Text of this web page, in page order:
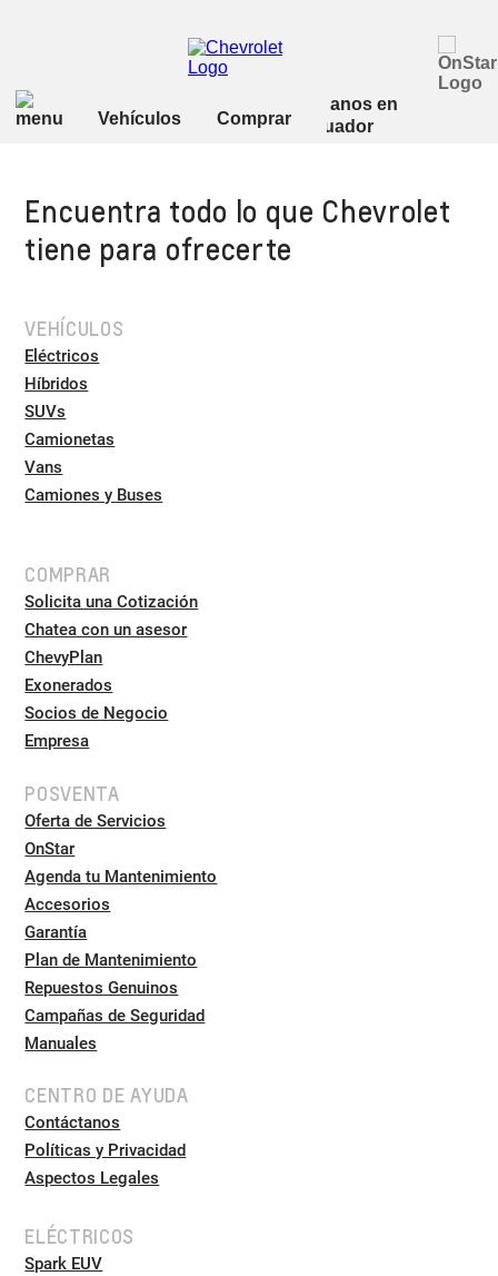
Encuentra todo lo que Chevrolet
tiene para ofrecerte
VEHÍCULOS
Eléctricos
Híbridos
SUVs
Camionetas
Vans
Camiones y Buses
COMPRAR
Solicita una Cotización
Chatea con un asesor
ChevyPlan
Exonerados
Socios de Negocio
Empresa
POSVENTA
Oferta de Servicios
OnStar
Agenda tu Mantenimiento
Accesorios
Garantía
Plan de Mantenimiento
Repuestos Genuinos
Campañas de Seguridad
Manuales
CENTRO DE AYUDA
Contáctanos
Políticas y Privacidad
Aspectos Legales
ELÉCTRICOS
Spark EUV